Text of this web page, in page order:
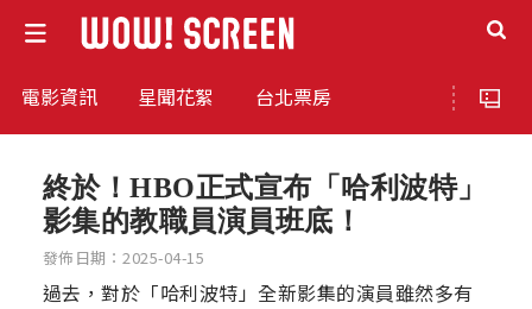
電影資訊 星聞花絮 台北票房
終於！HBO正式宣布「哈利波特」
影集的教職員演員班底！
發佈日期：2025-04-15
過去，對於「哈利波特」全新影集的演員雖然多有